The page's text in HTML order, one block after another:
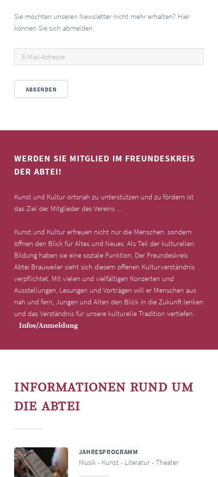
Sie möchten unseren Newsletter nicht mehr erhalten? Hier
können Sie sich abmelden.
WERDEN SIE MITGLIED IM FREUNDESKREIS
DER ABTEI!
Kunst und Kultur ortsnah zu unterstützen und zu fördern ist
das Ziel der Mitglieder des Vereins ...
Kunst und Kultur erfreuen nicht nur die Menschen. sondern
öffnen den Blick für Altes und Neues. Als Teil der kulturellen
Bildung haben sie eine soziale Funktion. Der Freundeskreis
Abtei Brauweiler sieht sich diesem offenen Kulturverständnis
verpflichtet. Mit vielen und vielfältigen Konzerten und
Ausstellungen, Lesungen und Vorträgen will er Menschen aus
nah und fern, Jungen und Alten den Blick in die Zukunft lenken
und das Verständnis für unsere kulturelle Tradition vertiefen.
Infos/Anmeldung
INFORMATIONEN RUND UM
DIE ABTEI
JAHRESPROGRAMM
Musik - Kunst - Literatur - Theater